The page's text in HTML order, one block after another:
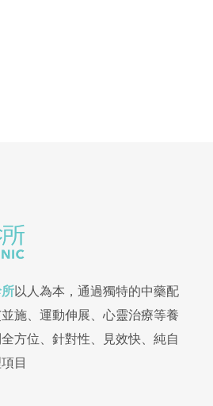
以人為本，通過獨特的中藥配
施、運動伸展、心靈治療等養
方位、針對性、見效快、純自
目